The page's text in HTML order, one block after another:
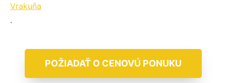
Vrakuňa
.
POŽIADAŤ O CENOVÚ PONUKU